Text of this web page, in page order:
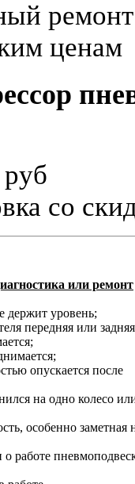
руб
со
или ремонт
держит уровень;
передняя или задняя
опускается после
на одно колесо
особенно заметная
работе